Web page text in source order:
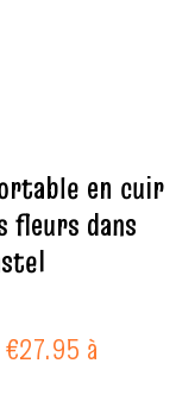
en cuir
fleurs dans
à